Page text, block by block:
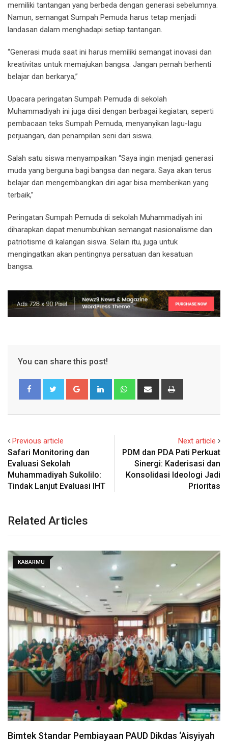
memiliki tantangan yang berbeda dengan generasi sebelumnya.
Namun, semangat Sumpah Pemuda harus tetap menjadi
landasan dalam menghadapi setiap tantangan.
“Generasi muda saat ini harus memiliki semangat inovasi dan
kreativitas untuk memajukan bangsa. Jangan pernah berhenti
belajar dan berkarya,”
Upacara peringatan Sumpah Pemuda di sekolah
Muhammadiyah ini juga diisi dengan berbagai kegiatan, seperti
pembacaan teks Sumpah Pemuda, menyanyikan lagu-lagu
perjuangan, dan penampilan seni dari siswa.
Salah satu siswa menyampaikan “Saya ingin menjadi generasi
muda yang berguna bagi bangsa dan negara. Saya akan terus
belajar dan mengembangkan diri agar bisa memberikan yang
terbaik,”
Peringatan Sumpah Pemuda di sekolah Muhammadiyah ini
diharapkan dapat menumbuhkan semangat nasionalisme dan
patriotisme di kalangan siswa. Selain itu, juga untuk
mengingatkan akan pentingnya persatuan dan kesatuan
bangsa.
You can share this post!
Google+ LinkedIn WhatsappShare
Previous article
Safari Monitoring dan
Evaluasi Sekolah
Muhammadiyah Sukolilo:
Tindak Lanjut Evaluasi IHT
Next article
PDM dan PDA Pati Perkuat
Sinergi: Kaderisasi dan
Konsolidasi Ideologi Jadi
Prioritas
Related Articles
KABARMU
Meminta Maaf dari Sesama, Memberi Maaf kepada